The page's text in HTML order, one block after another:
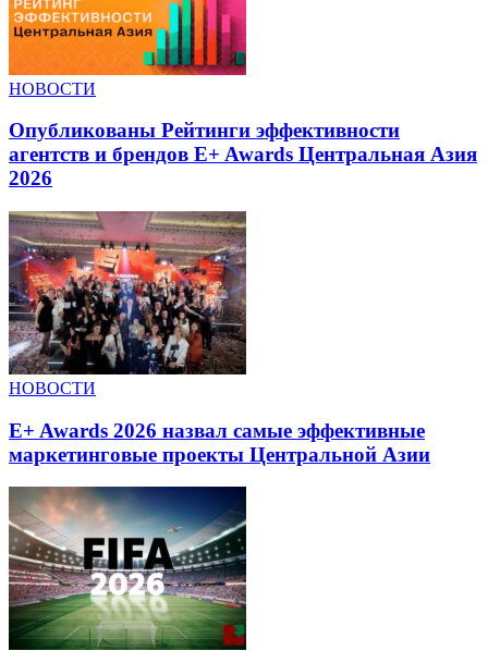
НОВОСТИ
Опубликованы Рейтинги эффективности
агентств и брендов E+ Awards Центральная Азия
2026
НОВОСТИ
E+ Awards 2026 назвал самые эффективные
маркетинговые проекты Центральной Азии